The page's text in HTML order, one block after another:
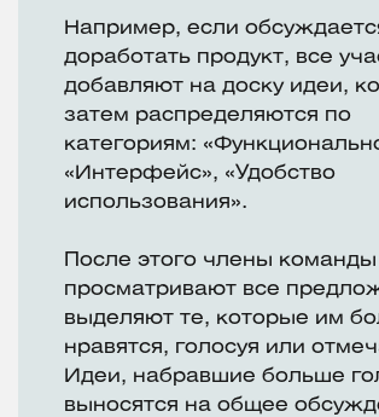
Например, если
доработать продукт, все
добавляют на доску идеи,
затем распределяются по
категориям:
«Интерфейс», «Удобство
использования».
После этого члены команды
просматривают все
выделяют те, которые им
нравятся, голосуя или
Идеи, набравшие больше
выносятся на общее